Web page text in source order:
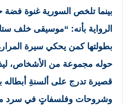
بينما تلخص السورية غنوة
الرواية بأنه: “موسيقى خلف
بطولتها كمن يحكي سيرة المرارة
حوله مجموعة من الأشخاص،
قصيرة تدرج على ألسنةِ أبطاله
وشروحات وفلسفاتٍ في سرد